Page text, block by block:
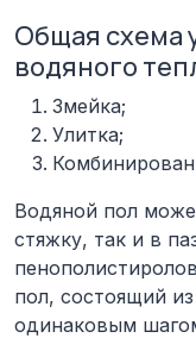
Общая схема
водяного
Змейка;
Улитка;
Водяной пол
стяжку, так и в
пол, состоящий
одинаковым